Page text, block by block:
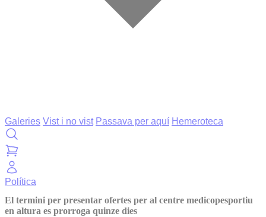
Galeries Vist i no vist Passava per aquí Hemeroteca
Política
El termini per presentar ofertes per al centre medicopesportiu
en altura es prorroga quinze dies